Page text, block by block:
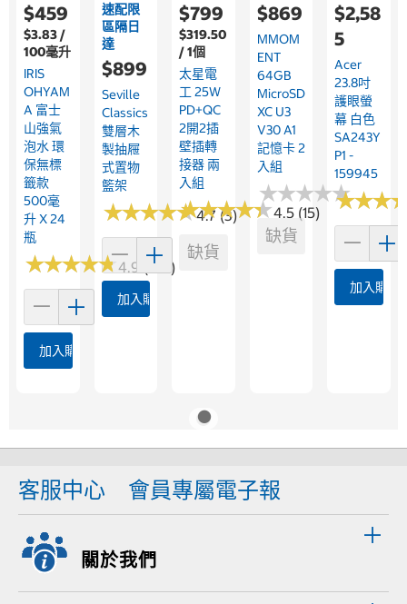
$459
$3.83 /
100毫升
IRIS
OHYAM
A 富士
山強氣
泡水 環
保無標
籤款
500毫
升 X 24
瓶
★★★★★
★★★★★4.9 (199)
加入購物車
速配限
區隔日
達
$899
Seville
Classics
雙層木
製抽屜
式置物
籃架
★★★★★
★★★★★4.7 (3)
加入購物車
$799
$319.50
/ 1個
太星電
工 25W
PD+QC
2開2插
壁插轉
接器 兩
入組
★★★★★
★★★★★4.5 (15)
缺貨
$869
MMOM
ENT
64GB
MicroSD
XC U3
V30 A1
記憶卡 2
入組
★★★★★
★★★★★
缺貨
$2,58
5
Acer
23.8吋
護眼螢
幕 白色
SA243Y
P1 -
159945
★★★
★★★
加入購物
客服中心 會員專屬電子報
關於我們